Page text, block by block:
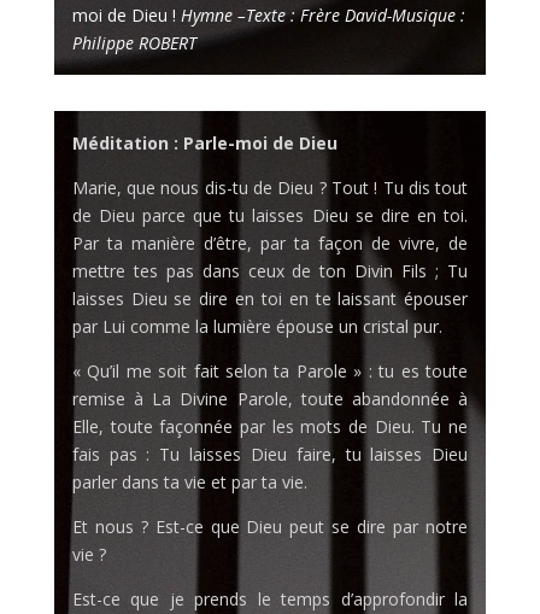
moi de Dieu ! Hymne –Texte : Frère David-Musique :
Philippe ROBERT
Méditation : Parle-moi de Dieu
Marie, que nous dis-tu de Dieu ? Tout ! Tu dis tout
de Dieu parce que tu laisses Dieu se dire en toi.
Par ta manière d’être, par ta façon de vivre, de
mettre tes pas dans ceux de ton Divin Fils ; Tu
laisses Dieu se dire en toi en te laissant épouser
par Lui comme la lumière épouse un cristal pur.
« Qu’il me soit fait selon ta Parole » : tu es toute
remise à La Divine Parole, toute abandonnée à
Elle, toute façonnée par les mots de Dieu. Tu ne
fais pas : Tu laisses Dieu faire, tu laisses Dieu
parler dans ta vie et par ta vie.
Et nous ? Est-ce que Dieu peut se dire par notre
vie ?
Est-ce que je prends le temps d’approfondir la